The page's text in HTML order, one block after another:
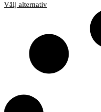
Välj alternativ